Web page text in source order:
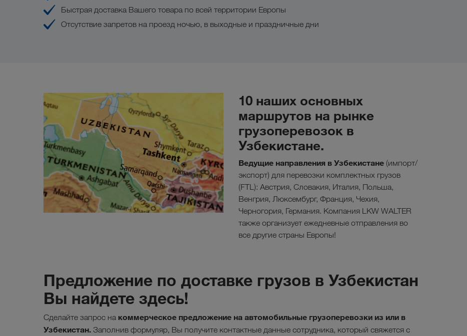
Быстрая доставка Вашего товара по всей территории Европы
Отсутствие запретов на проезд ночью, в выходные и праздничные дни
10 наших основных
маршрутов на рынке
грузоперевозок в
Узбекистане.
Ведущие направления в Узбекистане (импорт/
экспорт) для перевозки комплектных грузов
(FTL): Австрия, Словакия, Италия, Польша,
Венгрия, Люксембург, Франция, Чехия,
Черногория, Германия. Компания LKW WALTER
также организует ежедневные отправления во
все другие страны Европы!
Предложение по доставке грузов в Узбекистан
Вы найдете здесь!
Сделайте запрос на коммерческое предложение на автомобильные грузоперевозки из или в
Узбекистан. Заполнив формуляр, Вы получите контактные данные сотрудника, который свяжется с